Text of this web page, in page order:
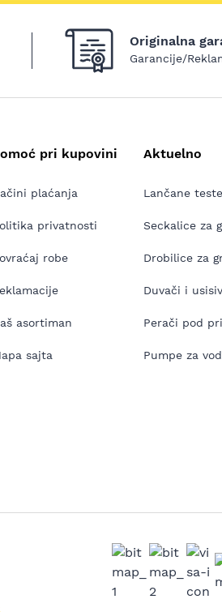
Originalna
Garancije/
pri kupovini
plaćanja
privatnosti
robe
asortiman
sajta
Aktuelno
Lančane
Seckalice za
Drobilice za
Duvači i
Perači pod
Pumpe za